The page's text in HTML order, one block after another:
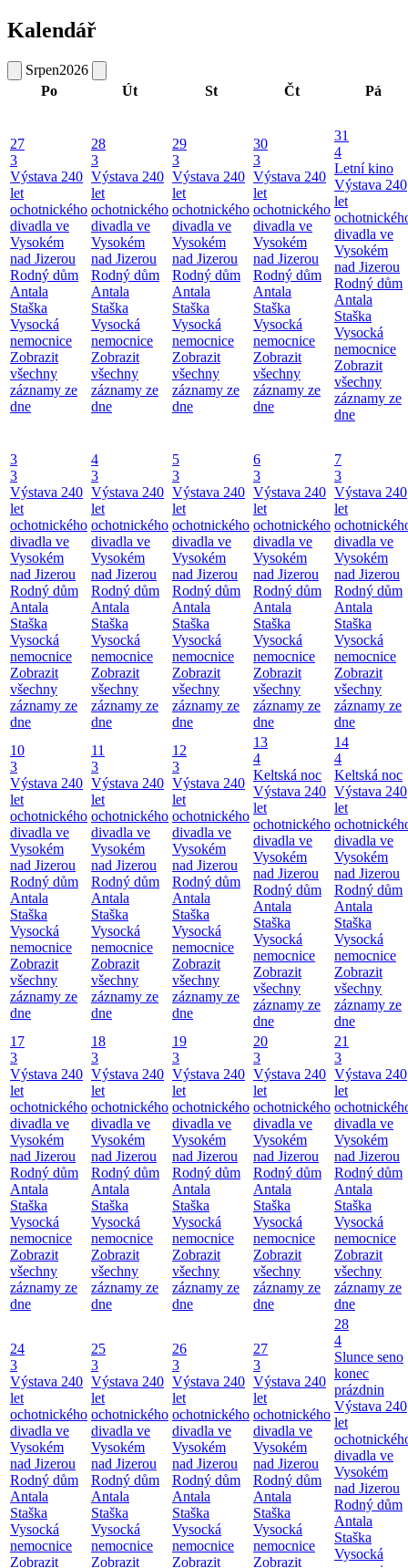
Kalendář
Srpen2026
Po
Út St Čt Pá
27
3
Výstava 240
let
ochotnického
divadla ve
Vysokém
nad Jizerou
Rodný dům
Antala
Staška
Vysocká
nemocnice
Zobrazit
všechny
záznamy ze
dne
28
3
Výstava 240
let
ochotnického
divadla ve
Vysokém
nad Jizerou
Rodný dům
Antala
Staška
Vysocká
nemocnice
Zobrazit
všechny
záznamy ze
dne
29
3
Výstava 240
let
ochotnického
divadla ve
Vysokém
nad Jizerou
Rodný dům
Antala
Staška
Vysocká
nemocnice
Zobrazit
všechny
záznamy ze
dne
30
3
Výstava 240
let
ochotnického
divadla ve
Vysokém
nad Jizerou
Rodný dům
Antala
Staška
Vysocká
nemocnice
Zobrazit
všechny
záznamy ze
dne
31
4
Letní kino
Výstava 240
let
divadla ve
Vysokém
nad Jizerou
Rodný dům
Antala
Staška
Vysocká
nemocnice
Zobrazit
všechny
záznamy ze
dne
3
3
Výstava 240
let
ochotnického
divadla ve
Vysokém
nad Jizerou
Rodný dům
Antala
Staška
Vysocká
nemocnice
Zobrazit
všechny
záznamy ze
dne
4
3
Výstava 240
let
ochotnického
divadla ve
Vysokém
nad Jizerou
Rodný dům
Antala
Staška
Vysocká
nemocnice
Zobrazit
všechny
záznamy ze
dne
5
3
Výstava 240
let
ochotnického
divadla ve
Vysokém
nad Jizerou
Rodný dům
Antala
Staška
Vysocká
nemocnice
Zobrazit
všechny
záznamy ze
dne
6
3
Výstava 240
let
ochotnického
divadla ve
Vysokém
nad Jizerou
Rodný dům
Antala
Staška
Vysocká
nemocnice
Zobrazit
všechny
záznamy ze
dne
7
3
Výstava 240
let
divadla ve
Vysokém
nad Jizerou
Rodný dům
Antala
Staška
Vysocká
nemocnice
Zobrazit
všechny
záznamy ze
dne
10
3
Výstava 240
let
ochotnického
divadla ve
Vysokém
nad Jizerou
Rodný dům
Antala
Staška
Vysocká
nemocnice
Zobrazit
všechny
záznamy ze
dne
11
3
Výstava 240
let
ochotnického
divadla ve
Vysokém
nad Jizerou
Rodný dům
Antala
Staška
Vysocká
nemocnice
Zobrazit
všechny
záznamy ze
dne
12
3
Výstava 240
let
ochotnického
divadla ve
Vysokém
nad Jizerou
Rodný dům
Antala
Staška
Vysocká
nemocnice
Zobrazit
všechny
záznamy ze
dne
13
4
Keltská noc
Výstava 240
let
ochotnického
divadla ve
Vysokém
nad Jizerou
Rodný dům
Antala
Staška
Vysocká
nemocnice
Zobrazit
všechny
záznamy ze
dne
14
4
Keltská noc
Výstava 240
let
divadla ve
Vysokém
nad Jizerou
Rodný dům
Antala
Staška
Vysocká
nemocnice
Zobrazit
všechny
záznamy ze
dne
17
3
Výstava 240
let
ochotnického
divadla ve
Vysokém
nad Jizerou
Rodný dům
Antala
Staška
Vysocká
nemocnice
Zobrazit
všechny
záznamy ze
dne
18
3
Výstava 240
let
ochotnického
divadla ve
Vysokém
nad Jizerou
Rodný dům
Antala
Staška
Vysocká
nemocnice
Zobrazit
všechny
záznamy ze
dne
19
3
Výstava 240
let
ochotnického
divadla ve
Vysokém
nad Jizerou
Rodný dům
Antala
Staška
Vysocká
nemocnice
Zobrazit
všechny
záznamy ze
dne
20
3
Výstava 240
let
ochotnického
divadla ve
Vysokém
nad Jizerou
Rodný dům
Antala
Staška
Vysocká
nemocnice
Zobrazit
všechny
záznamy ze
dne
21
3
Výstava 240
let
divadla ve
Vysokém
nad Jizerou
Rodný dům
Antala
Staška
Vysocká
nemocnice
Zobrazit
všechny
záznamy ze
dne
24
3
Výstava 240
let
ochotnického
divadla ve
Vysokém
nad Jizerou
Rodný dům
Antala
Staška
Vysocká
nemocnice
Zobrazit
25
3
Výstava 240
let
ochotnického
divadla ve
Vysokém
nad Jizerou
Rodný dům
Antala
Staška
Vysocká
nemocnice
Zobrazit
26
3
Výstava 240
let
ochotnického
divadla ve
Vysokém
nad Jizerou
Rodný dům
Antala
Staška
Vysocká
nemocnice
Zobrazit
27
3
Výstava 240
let
ochotnického
divadla ve
Vysokém
nad Jizerou
Rodný dům
Antala
Staška
Vysocká
nemocnice
Zobrazit
28
4
Slunce seno
konec
prázdnin
Výstava 240
let
divadla ve
Vysokém
nad Jizerou
Rodný dům
Antala
Staška
Vysocká